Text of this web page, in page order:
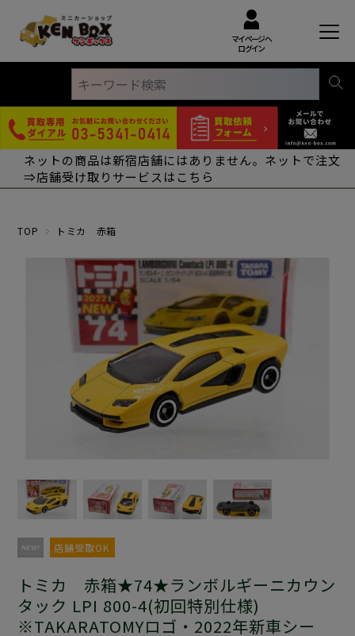
マイページへ
ログイン
ネットの商品は新宿店舗にはありません。ネットで注文
⇒店舗受け取りサービスはこちら
TOP トミカ 赤箱
店舗受取OK
トミカ 赤箱★74★ランボルギーニカウン
タック LPI 800-4(初回特別仕様)
※TAKARATOMYロゴ・2022年新車シー